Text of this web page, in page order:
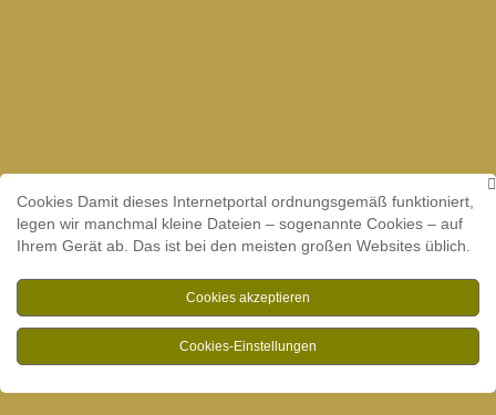
Cookies Damit dieses Internetportal ordnungsgemäß funktioniert,
legen wir manchmal kleine Dateien – sogenannte Cookies – auf
Ihrem Gerät ab. Das ist bei den meisten großen Websites üblich.
Cookies akzeptieren
Cookies-Einstellungen